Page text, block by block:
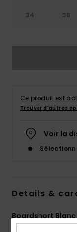
34 36
Ce produit est
Trouver d'autres
Voir la
Details &
Boardshort Blanc